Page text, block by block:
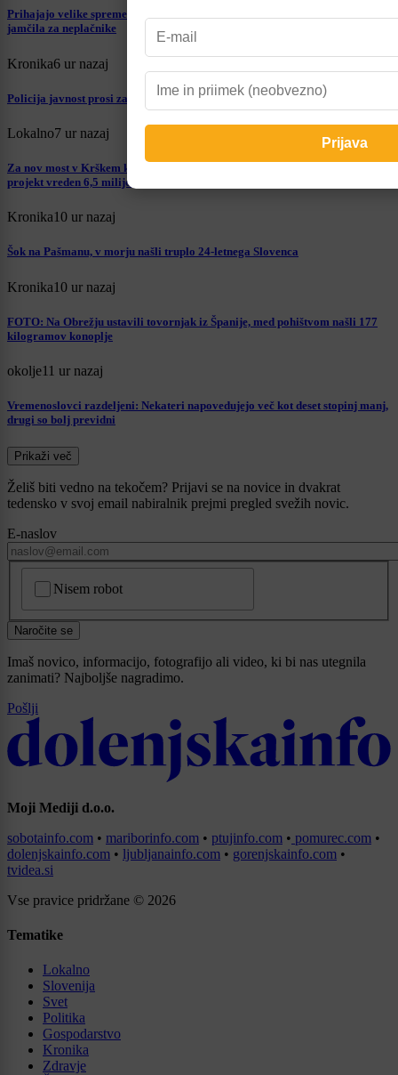
Prihajajo velike spremembe za vse, ki najemajo stanovanje: država bo
jamčila za neplačnike
Kronika6 ur nazaj
Policija javnost prosi za pomoč pri iskanju Jona. Ste ga videli?
Lokalno7 ur nazaj
Za nov most v Krškem kar 2,7 milijona evrov evropskih sredstev, celoten
projekt vreden 6,5 milijona evrov
Kronika10 ur nazaj
Šok na Pašmanu, v morju našli truplo 24-letnega Slovenca
Kronika10 ur nazaj
FOTO: Na Obrežju ustavili tovornjak iz Španije, med pohištvom našli 177
kilogramov konoplje
okolje11 ur nazaj
Vremenoslovci razdeljeni: Nekateri napovedujejo več kot deset stopinj manj,
drugi so bolj previdni
Prikaži več
Želiš biti vedno na tekočem? Prijavi se na novice in dvakrat
tedensko v svoj email nabiralnik prejmi pregled svežih novic.
E-naslov
Nisem robot
Naročite se
Imaš novico, informacijo, fotografijo ali video, ki bi nas utegnila
zanimati? Najboljše nagradimo.
Pošlji
Moji Mediji d.o.o.
sobotainfo.com • mariborinfo.com • ptujinfo.com • pomurec.com •
dolenjskainfo.com • ljubljanainfo.com • gorenjskainfo.com •
tvidea.si
Vse pravice pridržane © 2026
Tematike
Lokalno
Slovenija
Svet
Politika
Gospodarstvo
Kronika
Zdravje